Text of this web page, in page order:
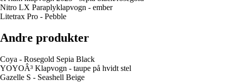
Nitro LX Paraplyklapvogn - ember
Litetrax Pro - Pebble
Andre produkter
Coya - Rosegold Sepia Black
YOYOÂ³ Klapvogn - taupe på hvidt stel
Gazelle S - Seashell Beige